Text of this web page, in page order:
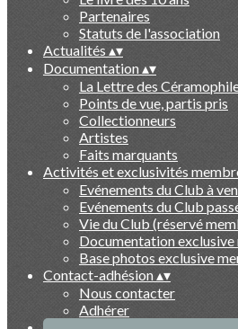
Partenaires
Statuts de l'association
Actualités ▴▾
Documentation▴▾
La Lettre des
Points de vue, partis pris
Collectionneurs
Artistes
Faits marquants
Activités et exclusivités
Evénements du Club à
Evénements du Club
Vie du Club (réservé
Documentation exclusive
Base photos exclusive
Contact-adhésion▴▾
Nous contacter
Adhérer